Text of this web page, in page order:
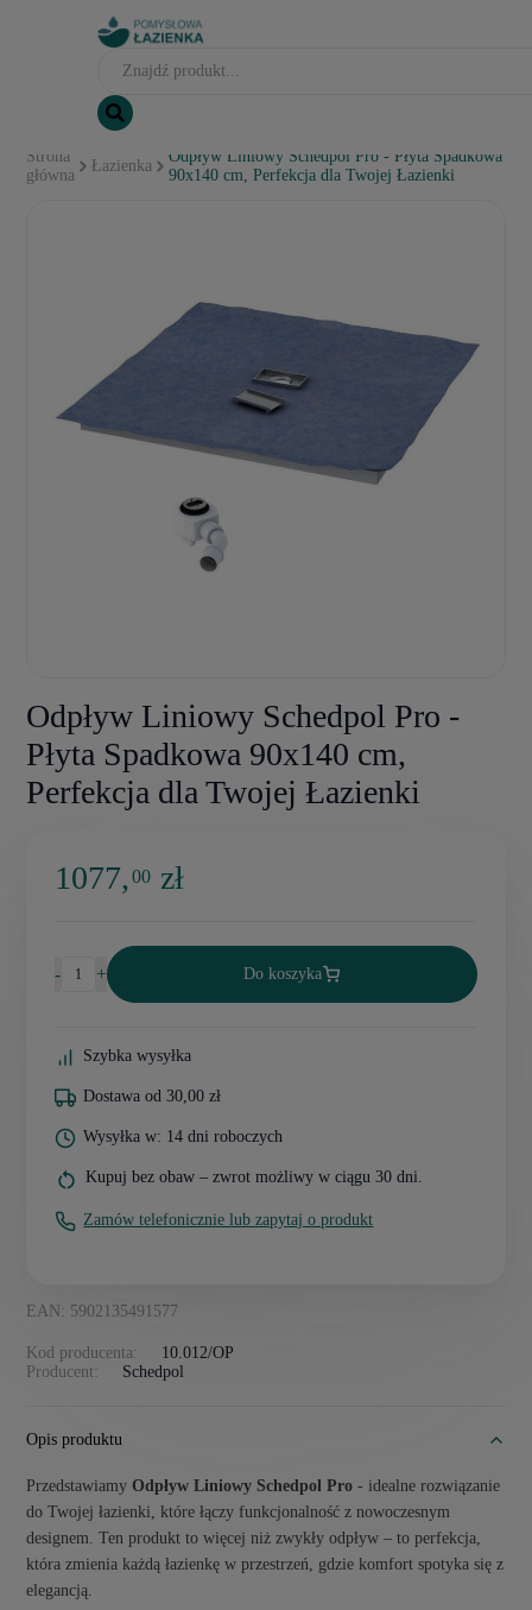
Strona
główna
Łazienka
Odpływ Liniowy Schedpol Pro - Płyta Spadkowa
90x140 cm, Perfekcja dla Twojej Łazienki
Odpływ Liniowy Schedpol Pro -
Płyta Spadkowa 90x140 cm,
Perfekcja dla Twojej Łazienki
EAN: 5902135491577
Kod producenta:
10.012/OP
Producent:
Schedpol
1077,00 zł
- + Do koszyka
Szybka wysyłka
Dostawa od 30,00 zł
Wysyłka w: 14 dni roboczych
Kupuj bez obaw – zwrot możliwy w ciągu 30 dni.
Zamów telefonicznie lub zapytaj o produkt
Opis produktu
PrzedstawiamyOdpływ Liniowy Schedpol Pro - idealne rozwiązanie
do Twojej łazienki, które łączy funkcjonalność z nowoczesnym
designem. Ten produkt to więcej niż zwykły odpływ – to perfekcja,
która zmienia każdą łazienkę w przestrzeń, gdzie komfort spotyka się z
elegancją.